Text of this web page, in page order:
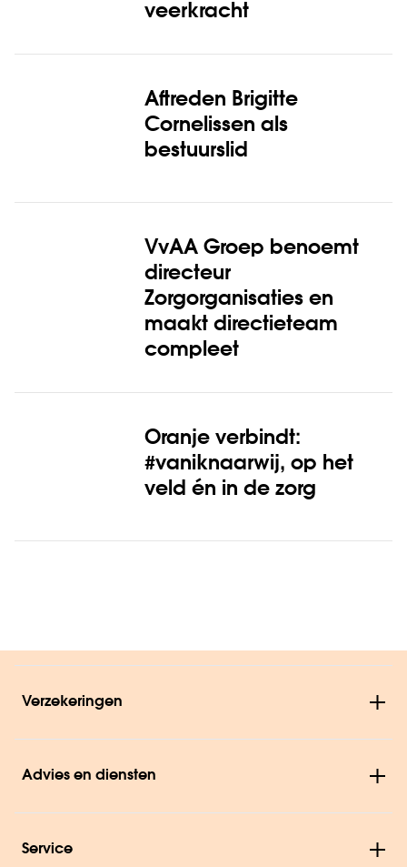
veerkracht
Aftreden Brigitte
Cornelissen als
bestuurslid
VvAA Groep benoemt
directeur
Zorgorganisaties en
maakt directieteam
compleet
Oranje verbindt:
#vaniknaarwij, op het
veld én in de zorg
Verzekeringen
Advies en diensten
Service